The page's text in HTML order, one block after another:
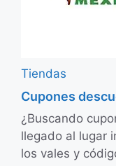
Tiendas
Cupones
¿Buscando
llegado al lugar
los vales y